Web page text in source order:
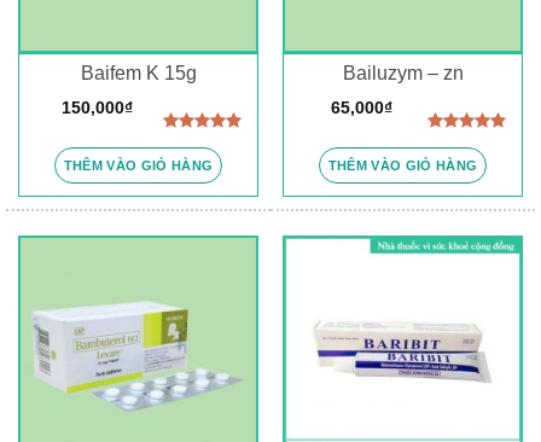
Baifem K 15g
hạng5.00
5 sao
150,000₫
THÊM VÀO GIỎ HÀNG
Bailuzym – zn
hạng5.00
5 sao
65,000₫
THÊM VÀO GIỎ HÀNG